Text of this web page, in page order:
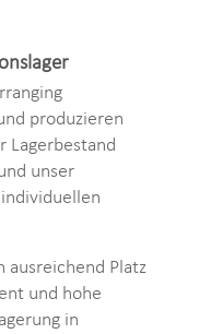
produzieren
Lagerbestand
unser
ausreichend Platz
und hohe
in